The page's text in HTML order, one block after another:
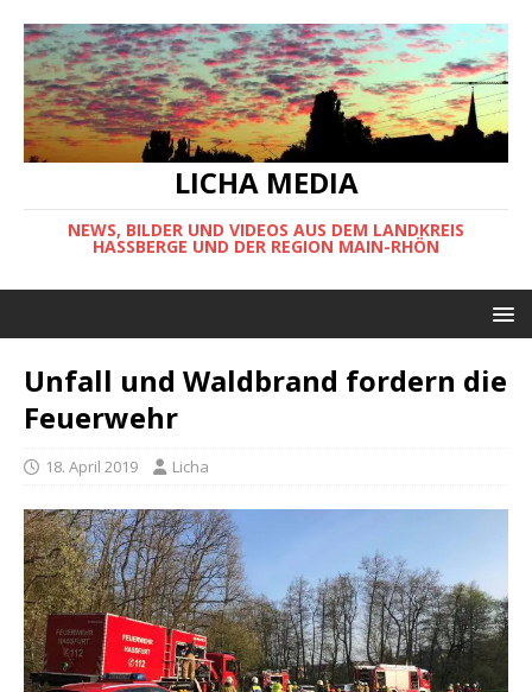
LICHA MEDIA
NEWS, BILDER UND VIDEOS AUS DEM LANDKREIS
HASSBERGE UND DER REGION MAIN-RHÖN
Unfall und Waldbrand fordern die
Feuerwehr
18. April 2019 Licha